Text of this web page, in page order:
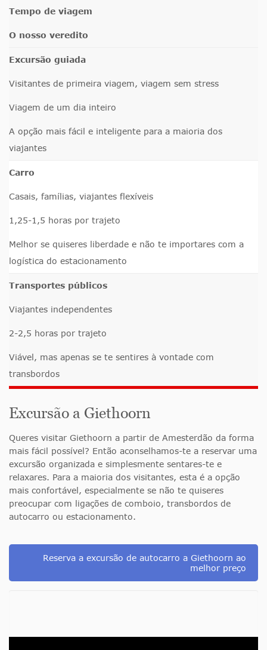
Tempo de viagem
O nosso veredito
Excursão guiada
Visitantes de primeira viagem, viagem sem stress
Viagem de um dia inteiro
A opção mais fácil e inteligente para a maioria dos
viajantes
Carro
Casais, famílias, viajantes flexíveis
1,25-1,5 horas por trajeto
Melhor se quiseres liberdade e não te importares com a
logística do estacionamento
Transportes públicos
Viajantes independentes
2-2,5 horas por trajeto
Viável, mas apenas se te sentires à vontade com
transbordos
Excursão a Giethoorn
Queres visitar Giethoorn a partir de Amesterdão da forma
mais fácil possível? Então aconselhamos-te a reservar uma
excursão organizada e simplesmente sentares-te e
relaxares. Para a maioria dos visitantes, esta é a opção
mais confortável, especialmente se não te quiseres
preocupar com ligações de comboio, transbordos de
autocarro ou estacionamento.
Reserva a excursão de autocarro a Giethoorn ao
melhor preço